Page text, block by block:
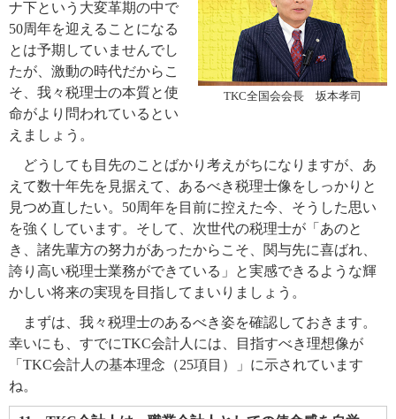
TKC全国会会長 坂本孝司
ナ下という大変革期の中で
50周年を迎えることになる
とは予期していませんでし
たが、激動の時代だからこ
そ、我々税理士の本質と使
命がより問われているとい
えましょう。
どうしても目先のことばかり考えがちになりますが、あ
えて数十年先を見据えて、あるべき税理士像をしっかりと
見つめ直したい。50周年を目前に控えた今、そうした思い
を強くしています。そして、次世代の税理士が「あのと
き、諸先輩方の努力があったからこそ、関与先に喜ばれ、
誇り高い税理士業務ができている」と実感できるような輝
かしい将来の実現を目指してまいりましょう。
まずは、我々税理士のあるべき姿を確認しておきます。
幸いにも、すでにTKC会計人には、目指すべき理想像が
「TKC会計人の基本理念（25項目）」に示されています
ね。